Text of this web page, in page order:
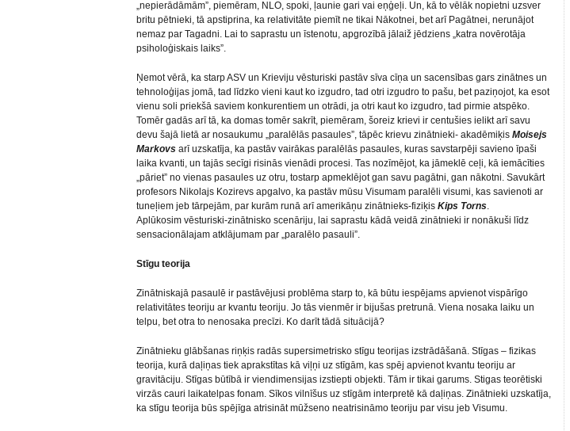
„nepierādāmām”, piemēram, NLO, spoki, ļaunie gari vai eņģeļi. Un, kā to vēlāk nopietni uzsver
britu pētnieki, tā apstiprina, ka relativitāte piemīt ne tikai Nākotnei, bet arī Pagātnei, nerunājot
nemaz par Tagadni. Lai to saprastu un īstenotu, apgrozībā jālaiž jēdziens „katra novērotāja
psiholoģiskais laiks”.
Ņemot vērā, ka starp ASV un Krieviju vēsturiski pastāv sīva cīņa un sacensības gars zinātnes un
tehnoloģijas jomā, tad līdzko vieni kaut ko izgudro, tad otri izgudro to pašu, bet paziņojot, ka esot
vienu soli priekšā saviem konkurentiem un otrādi, ja otri kaut ko izgudro, tad pirmie atspēko.
Tomēr gadās arī tā, ka domas tomēr sakrīt, piemēram, šoreiz krievi ir centušies ielikt arī savu
devu šajā lietā ar nosaukumu „paralēlās pasaules”, tāpēc krievu zinātnieki- akadēmiķis Moisejs
Markovs arī uzskatīja, ka pastāv vairākas paralēlās pasaules, kuras savstarpēji savieno īpaši
laika kvanti, un tajās secīgi risinās vienādi procesi. Tas nozīmējot, ka jāmeklē ceļi, kā iemācīties
„pāriet” no vienas pasaules uz otru, tostarp apmeklējot gan savu pagātni, gan nākotni. Savukārt
profesors Nikolajs Kozirevs apgalvo, ka pastāv mūsu Visumam paralēli visumi, kas savienoti ar
tuneļiem jeb tārpejām, par kurām runā arī amerikāņu zinātnieks-fiziķis Kips Torns.
Aplūkosim vēsturiski-zinātnisko scenāriju, lai saprastu kādā veidā zinātnieki ir nonākuši līdz
sensacionālajam atklājumam par „paralēlo pasauli”.
Stīgu teorija
Zinātniskajā pasaulē ir pastāvējusi problēma starp to, kā būtu iespējams apvienot vispārīgo
relativitātes teoriju ar kvantu teoriju. Jo tās vienmēr ir bijušas pretrunā. Viena nosaka laiku un
telpu, bet otra to nenosaka precīzi. Ko darīt tādā situācijā?
Zinātnieku glābšanas riņķis radās supersimetrisko stīgu teorijas izstrādāšanā. Stīgas – fizikas
teorija, kurā daļiņas tiek aprakstītas kā viļņi uz stīgām, kas spēj apvienot kvantu teoriju ar
gravitāciju. Stīgas būtībā ir viendimensijas izstiepti objekti. Tām ir tikai garums. Stigas teorētiski
virzās cauri laikatelpas fonam. Sīkos vilnīšus uz stīgām interpretē kā daļiņas. Zinātnieki uzskatīja,
ka stīgu teorija būs spējīga atrisināt mūžseno neatrisināmo teoriju par visu jeb Visumu.